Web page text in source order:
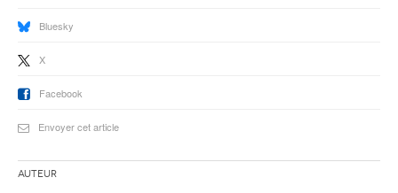
Bluesky
X
Facebook
Envoyer cet article
Auteur